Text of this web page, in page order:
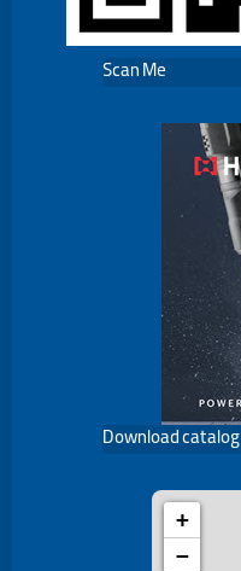
Scan Me
Download catalog
+
−